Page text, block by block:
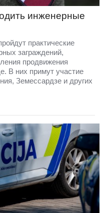
инженерные
практические
заграждений,
продвижения
В них примут участие
Земессардзе и других